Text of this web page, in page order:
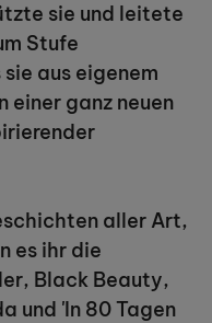
sie und leitete
Stufe
aus eigenem
einer ganz neuen
aller Art,
es ihr die
Black Beauty,
und 'In 80 Tagen